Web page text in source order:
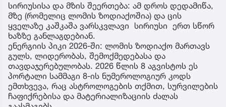
სირიუსისა და მზის შეერთება: ამ დროს დედამიწა,
მზე (რომელიც ლომის ზოდიაქოშია) და ცის
ყველაზე კაშკაშა ვარსკვლავი სირიუსი ერთ სწორ
ხაზზე განლაგდებიან.
ენერგიის პიკი 2026-ში: ლომის ზოდიაქო მართავს
გულს, ლიდერობას, შემოქმედებასა და
თავდაჯერებულობას. 2026 წლის 8 აგვისტოს ეს
პორტალი სამმაგი 8-ის ნუმეროლოგიურ კოდს
ემთხვევა, რაც ასტროლოგების თქმით, სურვილების
ჩაფიქრებისა და მატერიალიზაციის ძალას